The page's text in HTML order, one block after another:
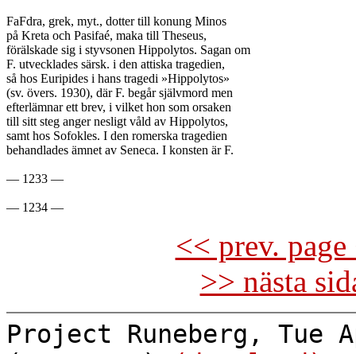
FaFdra, grek, myt., dotter till konung Minos
på Kreta och Pasifaé, maka till Theseus,
förälskade sig i styvsonen Hippolytos. Sagan om
F. utvecklades särsk. i den attiska tragedien,
så hos Euripides i hans tragedi »Hippolytos»
(sv. övers. 1930), där F. begår självmord men
efterlämnar ett brev, i vilket hon som orsaken
till sitt steg anger nesligt våld av Hippolytos,
samt hos Sofokles. I den romerska tragedien
behandlades ämnet av Seneca. I konsten är F.
— 1233 —
<< prev.
>> nästa
Project Runeberg, Tue